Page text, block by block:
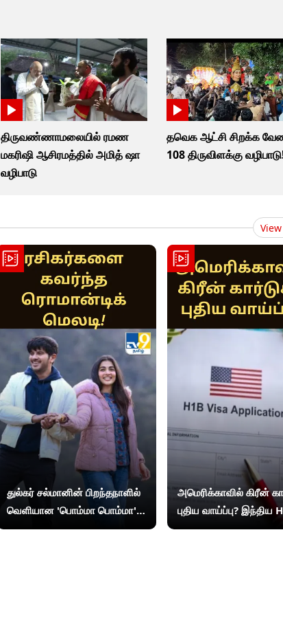
திருவண்ணாமலையில் ரமண
மகரிஷி ஆசிரமத்தில் அமித் ஷா
வழிபாடு
தவெக ஆட்சி சிறக்க
108 திருவிளக்கு
துல்கர் சல்மானின் பிறந்தநாளில்
வெளியான 'பொம்மா பொம்மா'...
ரசிகர்களை கவர்ந்த ரொமான்டிக்
அமெரிக்காவில் கிரீன்
புதிய வாய்ப்பு? இந்திய
விசாதாரர்களுக்கு